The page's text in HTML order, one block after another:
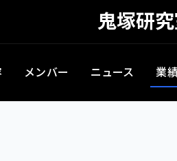
鬼塚研
メンバー ニュース 業